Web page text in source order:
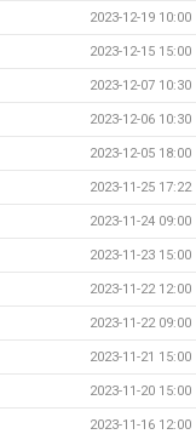
2023-12-19 10:00
2023-12-15 15:00
2023-12-07 10:30
2023-12-06 10:30
2023-12-05 18:00
2023-11-25 17:22
2023-11-24 09:00
2023-11-23 15:00
2023-11-22 12:00
2023-11-22 09:00
2023-11-21 15:00
2023-11-20 15:00
2023-11-16 12:00